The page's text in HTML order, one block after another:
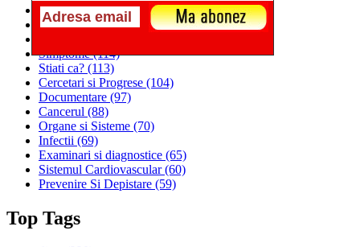
Sanatatea si Preventia(170)
Interventii si Tratamente(167)
Simptome(114)
Stiati ca? (113)
Cercetari si Progrese (104)
Documentare (97)
Cancerul (88)
Organe si Sisteme (70)
Infectii (69)
Examinari si diagnostice (65)
Sistemul Cardiovascular(60)
Prevenire Si Depistare (59)
Top Tags